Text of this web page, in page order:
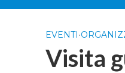
EVENTI•
Visita